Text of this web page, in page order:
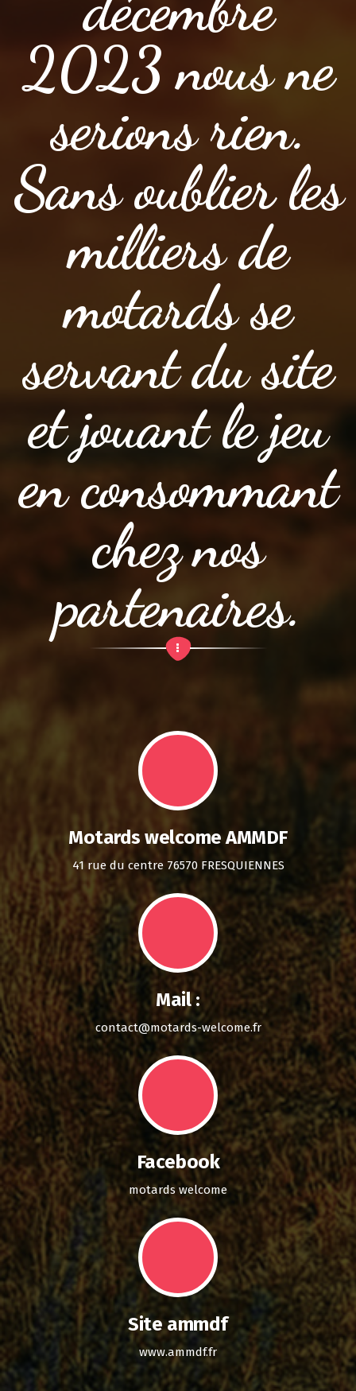
2023 nous ne
serions rien.
Sans oublier les
milliers de
motards se
servant du site
et jouant le jeu
en consommant
chez nos
partenaires.
Motards welcome AMMDF
41 rue du centre 76570 FRESQUIENNES
Mail :
contact@motards-welcome.fr
Facebook
motards welcome
Site ammdf
www.ammdf.fr